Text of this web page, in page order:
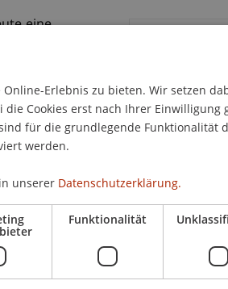
eine
schon
Springs im
Residence
in Tom Fords
und
bei seinen
angewandt hat,
- im Bereich
wurde.
Bmstr.
Faisst-
Erlebnis zu bieten. Wir setzen
die Cookies erst nach Ihrer Einwilligung
für die grundlegende Funktionalität
werden.
unserer Datenschutzerklärung.
Funktionalität